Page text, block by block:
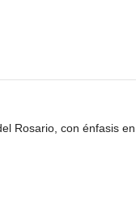
Rosario, con énfasis en